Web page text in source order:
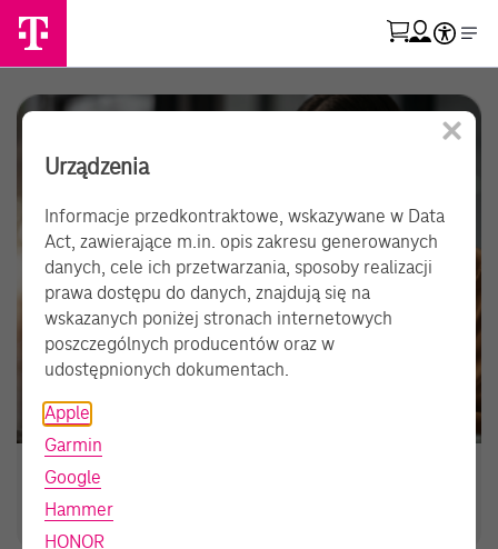
Przejdź do strony koszyka
Otwórz menu moje konto
Data Act
Urządzenia
Informacje przedkontraktowe, wskazywane w Data
Act, zawierające m.in. opis zakresu generowanych
danych, cele ich przetwarzania, sposoby realizacji
prawa dostępu do danych, znajdują się na
wskazanych poniżej stronach internetowych
poszczególnych producentów oraz w
udostępnionych dokumentach.
Apple
Garmin
Google
Hammer
HONOR